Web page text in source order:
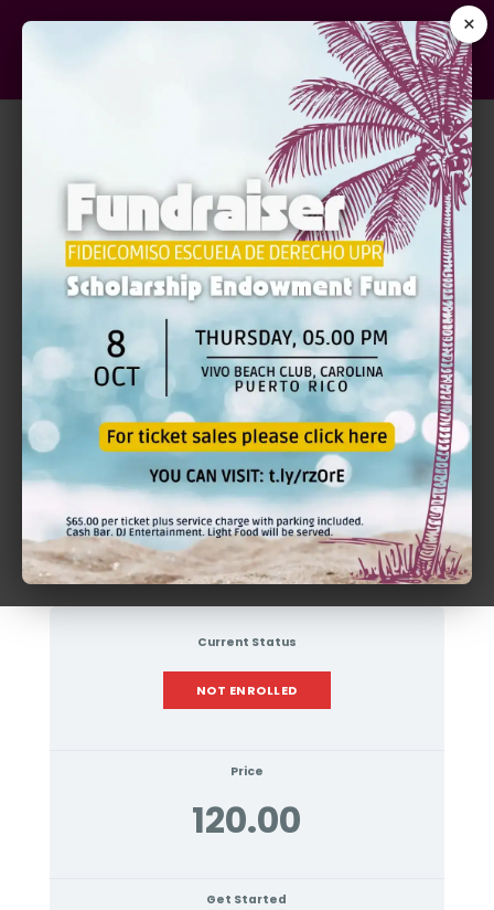
×
LAS CONSECUENCIAS
MIGRATORIAS A LA
HORA DE LAS
ALEGACIONES PRE-
ACORDADAS
Current Status
NOT ENROLLED
Price
120.00
Get Started